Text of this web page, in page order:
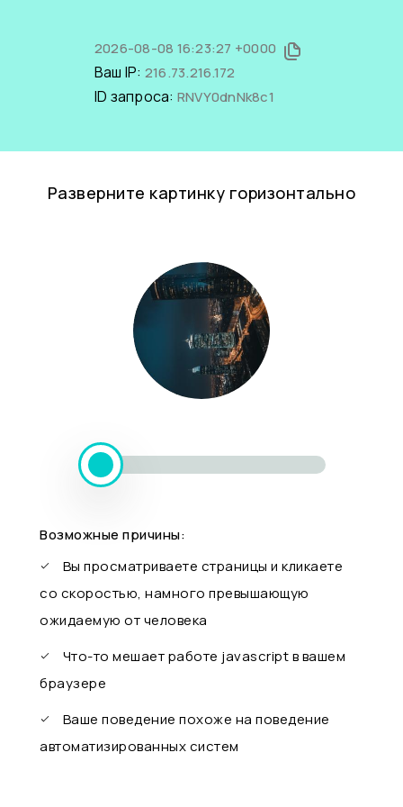
2026-08-08 16:23:27 +0000
Ваш IP: 216.73.216.172
ID запроса: RNVY0dnNk8c1
Разверните картинку горизонтально
Возможные причины:
Вы просматриваете страницы и кликаете
со скоростью, намного превышающую
ожидаемую от человека
Что-то мешает работе javascript в вашем
браузере
Ваше поведение похоже на поведение
автоматизированных систем